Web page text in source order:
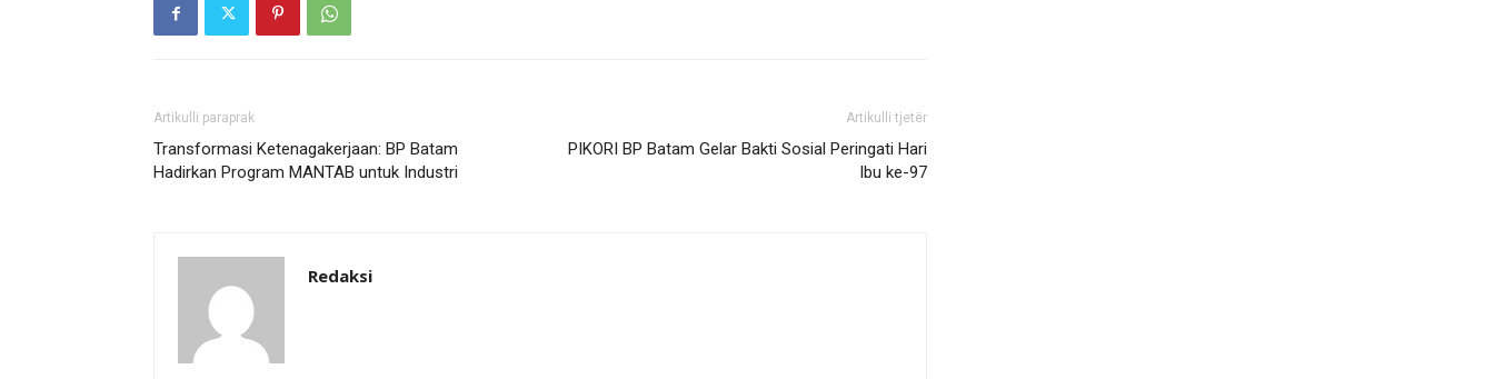
Artikulli paraprak
Transformasi Ketenagakerjaan: BP Batam
Hadirkan Program MANTAB untuk Industri
Artikulli tjetër
PIKORI BP Batam Gelar Bakti Sosial Peringati Hari
Ibu ke-97
Redaksi